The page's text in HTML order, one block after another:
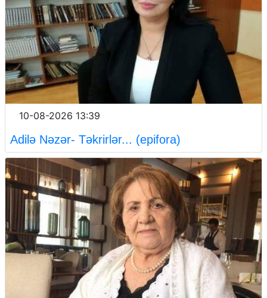
10-08-2026 13:39
Adilə Nəzər- Təkrirlər... (epifora)